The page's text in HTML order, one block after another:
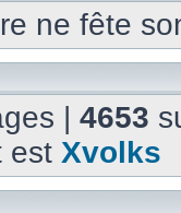
ne fête
| 4653
est Xvolks